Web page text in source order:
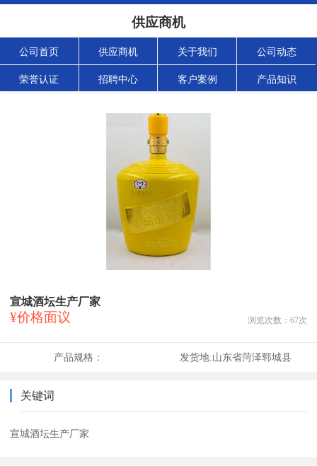
供应商机
公司首页 供应商机 关于我们 公司动态
荣誉认证 招聘中心 客户案例 产品知识
宣城酒坛生产厂家
¥价格面议 浏览次数： 67次
产品规格： 发货地:山东省菏泽郓城县
关键词
宣城酒坛生产厂家